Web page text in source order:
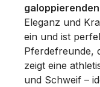
Eleganz und
ein und ist
Pferdefreunde,
zeigt eine
und Schweif –